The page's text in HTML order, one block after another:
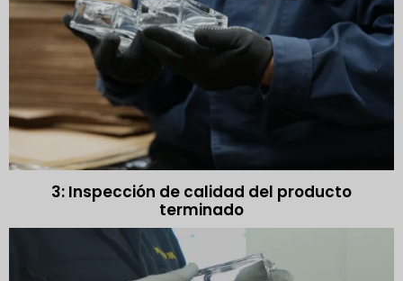
3: Inspección de calidad del producto
terminado